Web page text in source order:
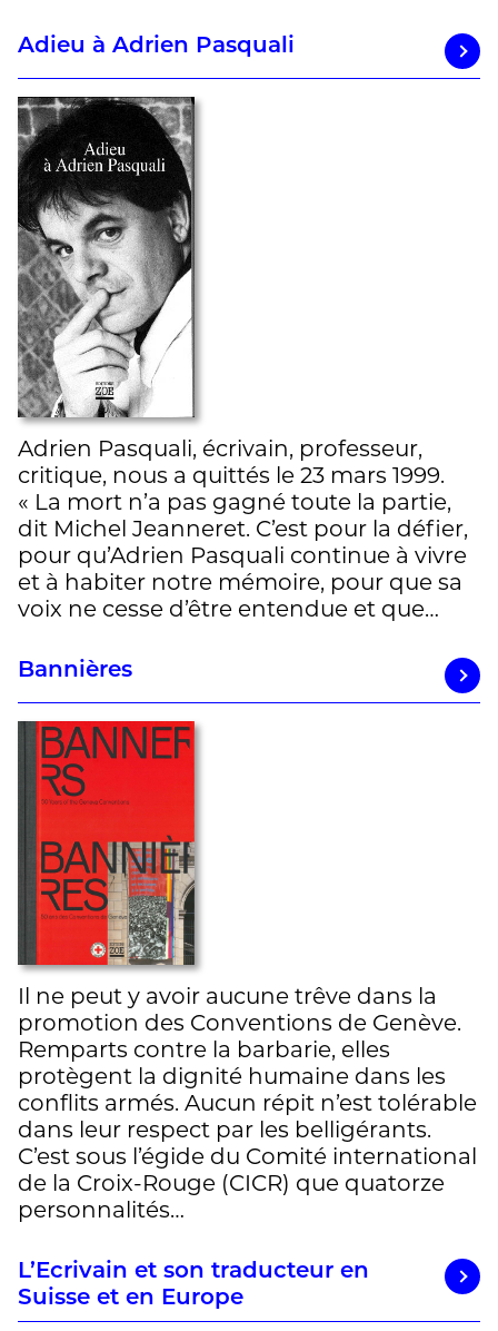
Adieu à Adrien Pasquali
Adrien Pasquali, écrivain, professeur,
critique, nous a quittés le 23 mars 1999.
« La mort n’a pas gagné toute la partie,
dit Michel Jeanneret. C’est pour la défier,
pour qu’Adrien Pasquali continue à vivre
et à habiter notre mémoire, pour que sa
voix ne cesse d’être entendue et que…
Bannières
Il ne peut y avoir aucune trêve dans la
promotion des Conventions de Genève.
Remparts contre la barbarie, elles
protègent la dignité humaine dans les
conflits armés. Aucun répit n’est tolérable
dans leur respect par les belligérants.
C’est sous l’égide du Comité international
de la Croix-Rouge (CICR) que quatorze
personnalités…
L’Ecrivain et son traducteur en
Suisse et en Europe